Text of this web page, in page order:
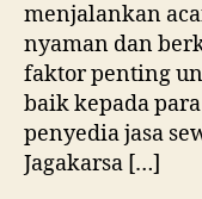
menjalankan
nyaman dan
faktor penting
baik kepada
penyedia jasa
Jagakarsa […]